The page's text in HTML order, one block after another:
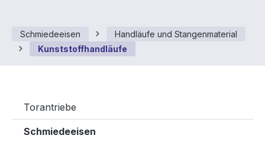
Schmiedeeisen
Handläufe und Stangenmaterial
Kunststoffhandläufe
Torantriebe
Schmiedeeisen